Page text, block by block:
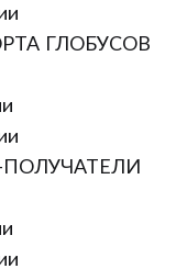
ГЛОБУСОВ